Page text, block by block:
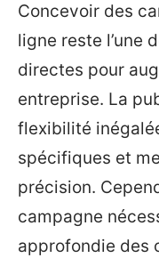
Concevoir des
ligne reste l’une
directes pour
entreprise. La
flexibilité
spécifiques et
précision.
campagne
approfondie des